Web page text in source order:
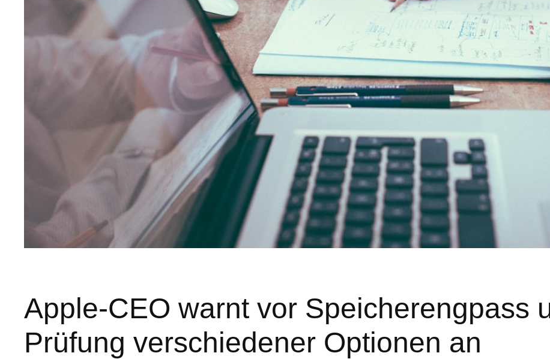
Apple-CEO warnt vor Speicherengpass
Prüfung verschiedener Optionen an